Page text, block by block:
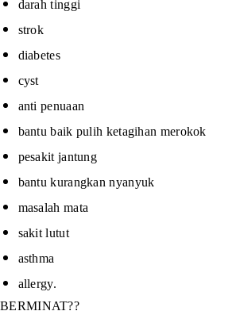
darah tinggi
strok
diabetes
cyst
anti penuaan
bantu baik pulih ketagihan merokok
pesakit jantung
bantu kurangkan nyanyuk
masalah mata
sakit lutut
asthma
allergy.
BERMINAT??